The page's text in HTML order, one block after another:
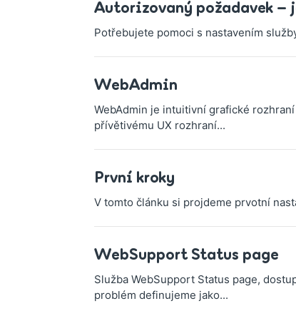
Autorizovaný požadavek
Potřebujete pomoci s nastavením
WebAdmin
WebAdmin je intuitivní grafické
přívětivému UX rozhraní...
První kroky
V tomto článku si projdeme prvotní
WebSupport Status page
Služba WebSupport Status page,
problém definujeme jako...